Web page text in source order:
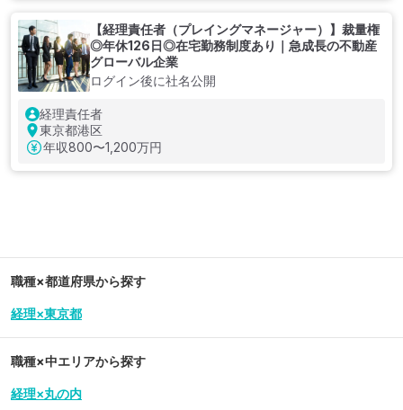
【経理責任者（プレイングマネージャー）】裁量権
◎年休126日◎在宅勤務制度あり｜急成長の不動産
グローバル企業
ログイン後に社名公開
経理責任者
東京都港区
年収800〜1,200万円
職種×都道府県から探す
経理×東京都
職種×中エリアから探す
経理×丸の内